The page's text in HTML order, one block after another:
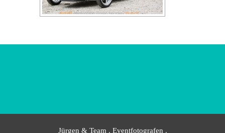
Jürgen & Team . Eventfotografen .